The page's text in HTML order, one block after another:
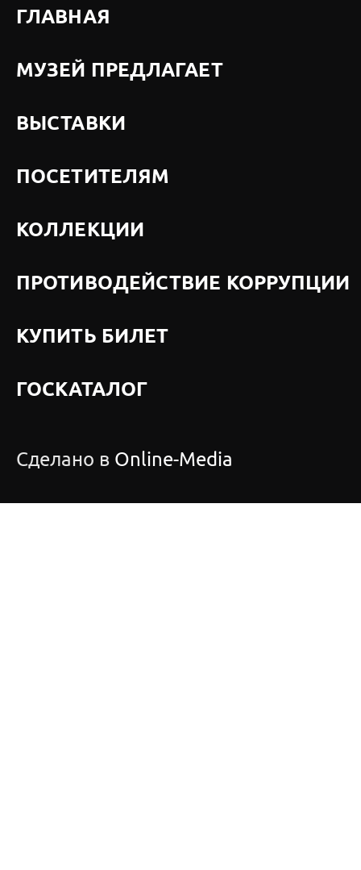
ГЛАВНАЯ
МУЗЕЙ ПРЕДЛАГАЕТ
ВЫСТАВКИ
ПОСЕТИТЕЛЯМ
КОЛЛЕКЦИИ
ПРОТИВОДЕЙСТВИЕ КОРРУПЦИИ
КУПИТЬ БИЛЕТ
ГОСКАТАЛОГ
Сделано в Online-Media